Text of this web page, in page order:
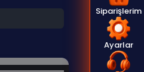
Siparişlerim
Ayarlar